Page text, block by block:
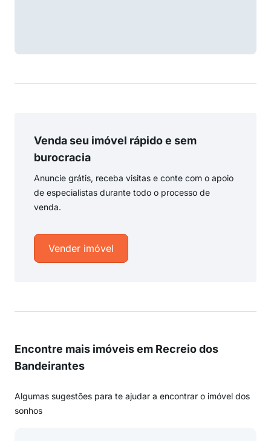
Venda seu imóvel rápido e sem
burocracia
Anuncie grátis, receba visitas e conte com o apoio
de especialistas durante todo o processo de
venda.
Vender imóvel
Encontre mais imóveis em Recreio dos
Bandeirantes
Algumas sugestões para te ajudar a encontrar o imóvel dos
sonhos